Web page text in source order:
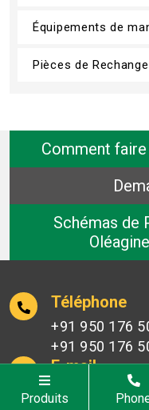
Équipements de
Pièces de
Comment
Schémas de
Téléphone
+91 950 176
+91 950 176
E-mail
Produits